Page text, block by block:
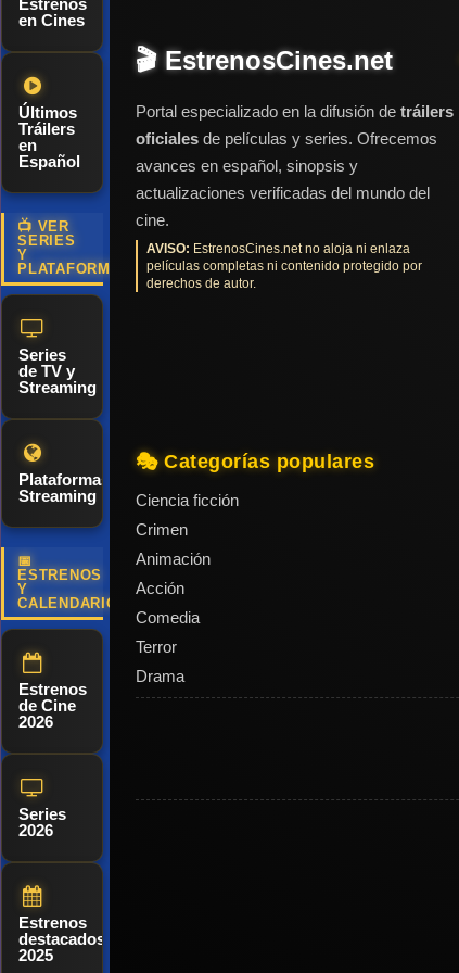
Estrenos
en Cines
Últimos
Tráilers
en
Español
📺 VER
SERIES
Y
PLATAFORMAS
Series
de TV y
Streaming
Plataformas
Streaming
📅
ESTRENOS
Y
CALENDARIO
Estrenos
de Cine
2026
Series
2026
Estrenos
destacados
2025
investigación
y se
descubren
pruebas
🎬 EstrenosCines.net
Portal especializado en la difusión de tráilers
oficiales de películas y series. Ofrecemos
avances en español, sinopsis y
actualizaciones verificadas del mundo del
cine.
AVISO: EstrenosCines.net no aloja ni enlaza
películas completas ni contenido protegido por
derechos de autor.
🎭 Categorías populares
Ciencia ficción
Crimen
Animación
Acción
Comedia
Terror
Drama